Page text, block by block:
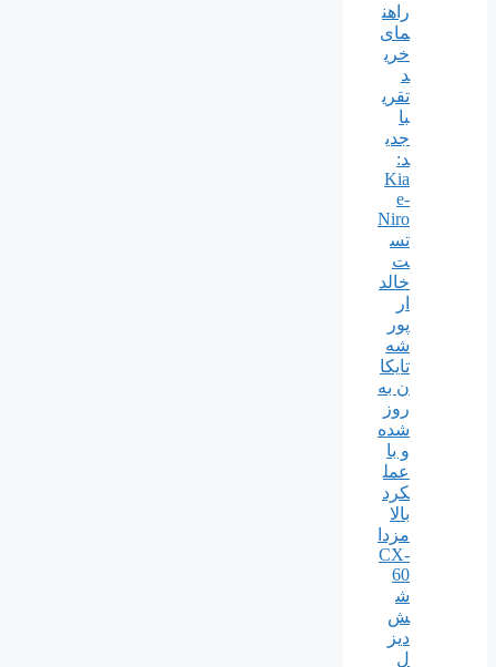
راهن
مای
خری
د
تقری
با
جدی
د:
Kia
e-
Niro
تس
ت
خالد
ار
پور
شه
تایکا
ن به
روز
شده
و با
عمل
کرد
بالا
مزدا
CX-
60
ش
ش
دیز
ل